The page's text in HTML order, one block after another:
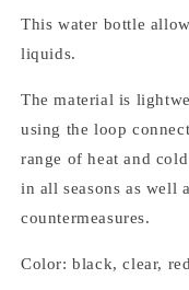
This water bottle
liquids.
The material is
using the loop
range of heat and
in all seasons as well
countermeasures.
Color: black, clear,